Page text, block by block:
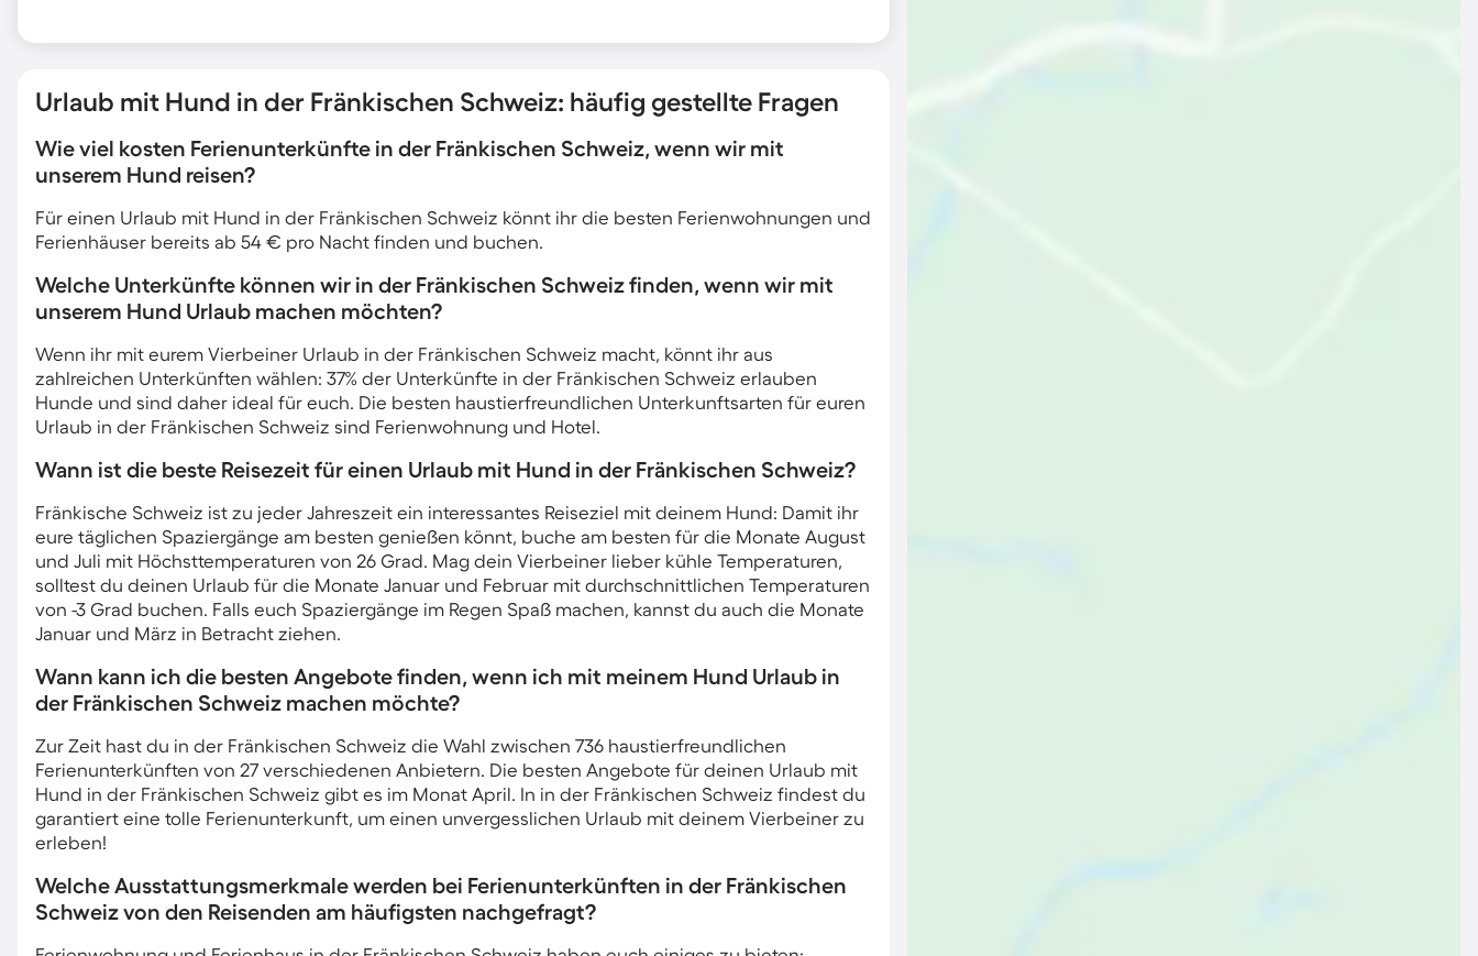
Urlaub mit Hund in der Fränkischen Schweiz: häufig gestellte Fragen
Wie viel kosten Ferienunterkünfte in der Fränkischen Schweiz, wenn wir mit
unserem Hund reisen?
Für einen Urlaub mit Hund in der Fränkischen Schweiz könnt ihr die besten Ferienwohnungen und
Ferienhäuser bereits ab 54 € pro Nacht finden und buchen.
Welche Unterkünfte können wir in der Fränkischen Schweiz finden, wenn wir mit
unserem Hund Urlaub machen möchten?
Wenn ihr mit eurem Vierbeiner Urlaub in der Fränkischen Schweiz macht, könnt ihr aus
zahlreichen Unterkünften wählen: 37% der Unterkünfte in der Fränkischen Schweiz erlauben
Hunde und sind daher ideal für euch. Die besten haustierfreundlichen Unterkunftsarten für euren
Urlaub in der Fränkischen Schweiz sind Ferienwohnung und Hotel.
Wann ist die beste Reisezeit für einen Urlaub mit Hund in der Fränkischen Schweiz?
Fränkische Schweiz ist zu jeder Jahreszeit ein interessantes Reiseziel mit deinem Hund: Damit ihr
eure täglichen Spaziergänge am besten genießen könnt, buche am besten für die Monate August
und Juli mit Höchsttemperaturen von 26 Grad. Mag dein Vierbeiner lieber kühle Temperaturen,
solltest du deinen Urlaub für die Monate Januar und Februar mit durchschnittlichen Temperaturen
von -3 Grad buchen. Falls euch Spaziergänge im Regen Spaß machen, kannst du auch die Monate
Januar und März in Betracht ziehen.
Wann kann ich die besten Angebote finden, wenn ich mit meinem Hund Urlaub in
der Fränkischen Schweiz machen möchte?
Zur Zeit hast du in der Fränkischen Schweiz die Wahl zwischen 736 haustierfreundlichen
Ferienunterkünften von 27 verschiedenen Anbietern. Die besten Angebote für deinen Urlaub mit
Hund in der Fränkischen Schweiz gibt es im Monat April. In in der Fränkischen Schweiz findest du
garantiert eine tolle Ferienunterkunft, um einen unvergesslichen Urlaub mit deinem Vierbeiner zu
erleben!
Welche Ausstattungsmerkmale werden bei Ferienunterkünften in der Fränkischen
Schweiz von den Reisenden am häufigsten nachgefragt?